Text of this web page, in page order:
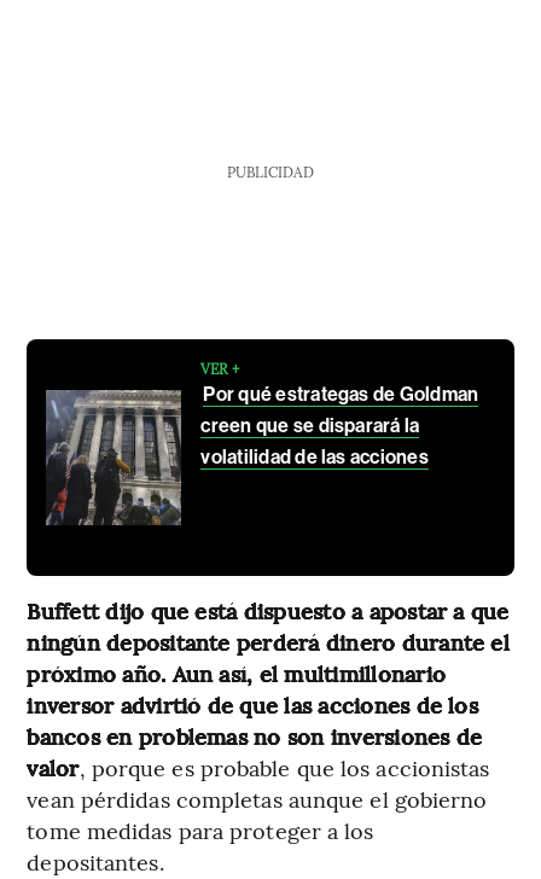
PUBLICIDAD
VER +
Por qué estrategas de Goldman
creen que se disparará la
volatilidad de las acciones
Buffett dijo que está dispuesto a apostar a que
ningún depositante perderá dinero durante el
próximo año. Aun así, el multimillonario
inversor advirtió de que las acciones de los
bancos en problemas no son inversiones de
valor, porque es probable que los accionistas
vean pérdidas completas aunque el gobierno
tome medidas para proteger a los
depositantes.